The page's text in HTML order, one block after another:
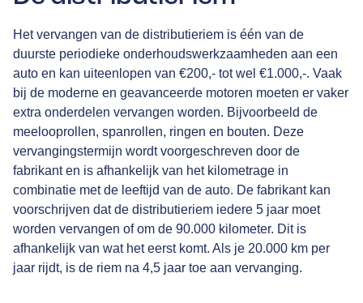
Het vervangen van de distributieriem is één van de
duurste periodieke onderhoudswerkzaamheden aan een
auto en kan uiteenlopen van €200,- tot wel €1.000,-. Vaak
bij de moderne en geavanceerde motoren moeten er vaker
extra onderdelen vervangen worden. Bijvoorbeeld de
meelooprollen, spanrollen, ringen en bouten. Deze
vervangingstermijn wordt voorgeschreven door de
fabrikant en is afhankelijk van het kilometrage in
combinatie met de leeftijd van de auto. De fabrikant kan
voorschrijven dat de distributieriem iedere 5 jaar moet
worden vervangen of om de 90.000 kilometer. Dit is
afhankelijk van wat het eerst komt. Als je 20.000 km per
jaar rijdt, is de riem na 4,5 jaar toe aan vervanging.